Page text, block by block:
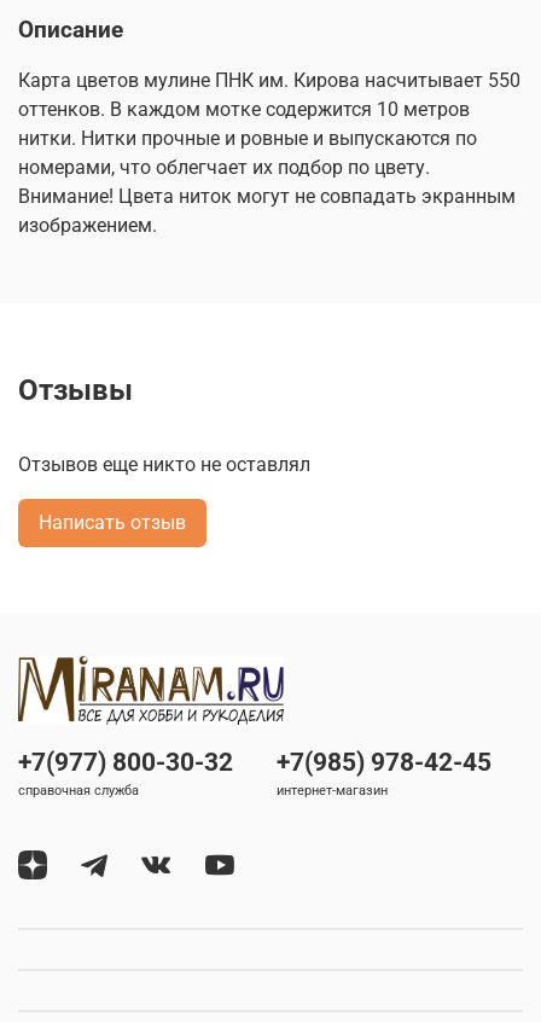
Описание
Карта цветов мулине ПНК им. Кирова насчитывает 550
оттенков. В каждом мотке содержится 10 метров
нитки. Нитки прочные и ровные и выпускаются по
номерами, что облегчает их подбор по цвету.
Внимание! Цвета ниток могут не совпадать экранным
изображением.
Отзывы
Отзывов еще никто не оставлял
Написать отзыв
+7(977) 800-30-32
справочная служба
+7(985) 978-42-45
интернет-магазин